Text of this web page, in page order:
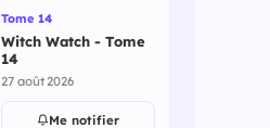
Tome 14
Witch Watch - Tome
14
27 août 2026
Me notifier